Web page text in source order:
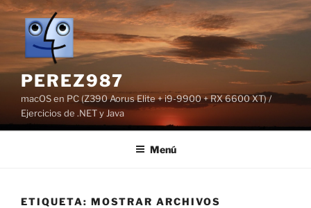
Saltar
contenido
PEREZ987
macOS en PC (Z390 Aorus Elite + i9-9900 + RX 6600 XT) /
Ejercicios de .NET y Java
Menú
ETIQUETA: MOSTRAR ARCHIVOS